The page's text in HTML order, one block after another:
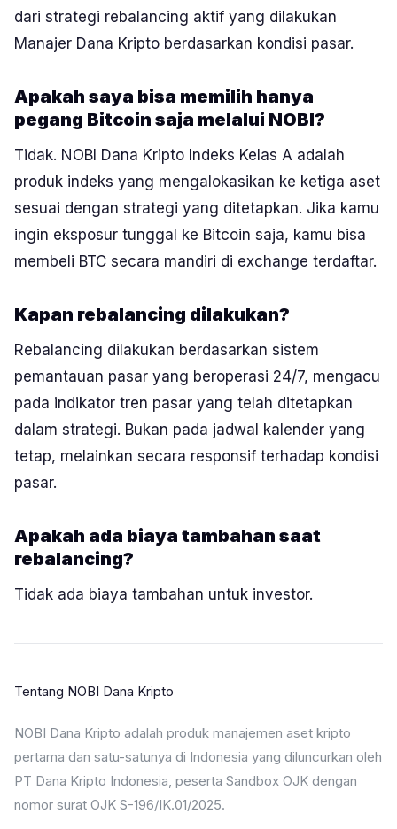
dari strategi rebalancing aktif yang dilakukan
Manajer Dana Kripto berdasarkan kondisi pasar.
Apakah saya bisa memilih hanya
pegang Bitcoin saja melalui NOBI?
Tidak. NOBI Dana Kripto Indeks Kelas A adalah
produk indeks yang mengalokasikan ke ketiga aset
sesuai dengan strategi yang ditetapkan. Jika kamu
ingin eksposur tunggal ke Bitcoin saja, kamu bisa
membeli BTC secara mandiri di exchange terdaftar.
Kapan rebalancing dilakukan?
Rebalancing dilakukan berdasarkan sistem
pemantauan pasar yang beroperasi 24/7, mengacu
pada indikator tren pasar yang telah ditetapkan
dalam strategi. Bukan pada jadwal kalender yang
tetap, melainkan secara responsif terhadap kondisi
pasar.
Apakah ada biaya tambahan saat
rebalancing?
Tidak ada biaya tambahan untuk investor.
Tentang NOBI Dana Kripto
NOBI Dana Kripto adalah produk manajemen aset kripto
pertama dan satu-satunya di Indonesia yang diluncurkan oleh
PT Dana Kripto Indonesia, peserta Sandbox OJK dengan
nomor surat OJK S-196/IK.01/2025.